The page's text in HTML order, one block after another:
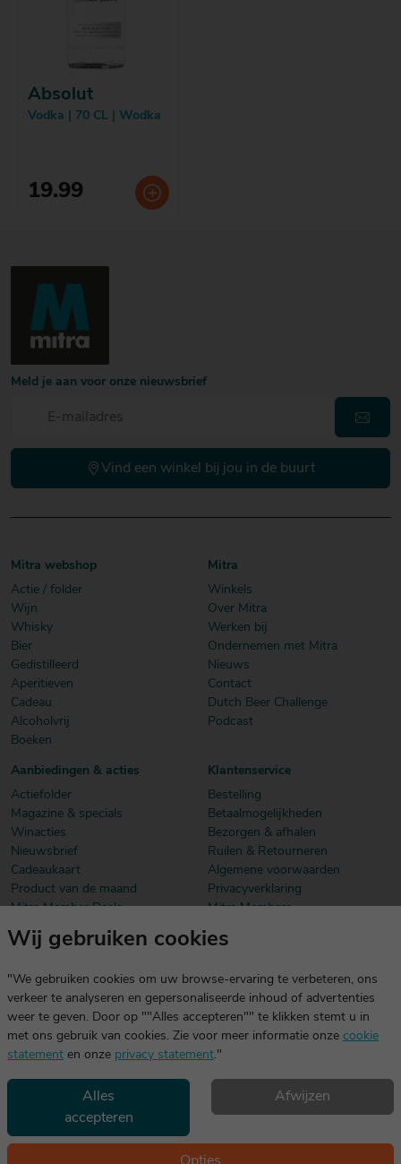
Absolut
Vodka | 70 CL | Wodka
19.99
Meld je aan voor onze nieuwsbrief
Vind een winkel bij jou in de buurt
Mitra webshop
Actie / folder
Wijn
Whisky
Bier
Gedistilleerd
Aperitieven
Cadeau
Alcoholvrij
Boeken
Mitra
Winkels
Over Mitra
Werken bij
Ondernemen met Mitra
Nieuws
Contact
Dutch Beer Challenge
Podcast
Aanbiedingen & acties
Actiefolder
Magazine & specials
Winacties
Nieuwsbrief
Cadeaukaart
Product van de maand
Mitra Member Deals
Klantenservice
Bestelling
Betaalmogelijkheden
Bezorgen & afhalen
Ruilen & Retourneren
Algemene voorwaarden
Privacyverklaring
Mitra Members
Download onze app
dezelfde gegevens die je voor mitra.nl gebruikt.
Geniet, maar drink met mate. Geen 18 geen alcohol
©2026 Mitra -Disclaimerencopyright- Verantwoord
Wij gebruiken cookies
"We gebruiken cookies om uw browse-ervaring te verbeteren, ons
verkeer te analyseren en gepersonaliseerde inhoud of advertenties
weer te geven. Door op ""Alles accepteren"" te klikken stemt u in
met ons gebruik van cookies. Zie voor meer informatie onze cookie
statement en onze privacy statement."
Alles
accepteren
Afwijzen